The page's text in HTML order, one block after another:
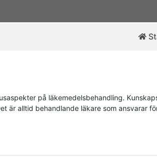
på läkemedelsbehandling.
är alltid behandlande läkare som ansvarar